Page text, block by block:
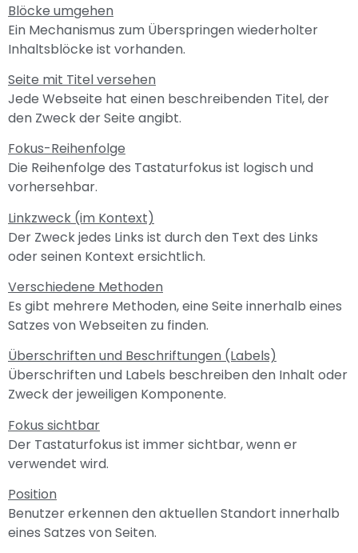
Blöcke umgehen
Ein Mechanismus zum Überspringen wiederholter
Inhaltsblöcke ist vorhanden.
Seite mit Titel versehen
Jede Webseite hat einen beschreibenden Titel, der
den Zweck der Seite angibt.
Fokus-Reihenfolge
Die Reihenfolge des Tastaturfokus ist logisch und
vorhersehbar.
Linkzweck (im Kontext)
Der Zweck jedes Links ist durch den Text des Links
oder seinen Kontext ersichtlich.
Verschiedene Methoden
Es gibt mehrere Methoden, eine Seite innerhalb eines
Satzes von Webseiten zu finden.
Überschriften und Beschriftungen (Labels)
Überschriften und Labels beschreiben den Inhalt oder
Zweck der jeweiligen Komponente.
Fokus sichtbar
Der Tastaturfokus ist immer sichtbar, wenn er
verwendet wird.
Position
Benutzer erkennen den aktuellen Standort innerhalb
eines Satzes von Seiten.